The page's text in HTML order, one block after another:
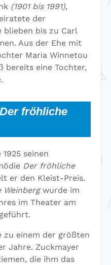
(1901 bis 1991),
der
blieben bis zu Carl
Aus der Ehe mit
Maria Winnetou
bereits eine Tochter,
Der fröhliche
seinen
Der fröhliche
er den Kleist-Preis.
wurde im
im Theater am
zu einem der größten
Jahre. Zuckmayer
die ihm das